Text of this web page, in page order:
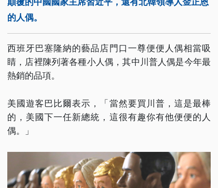
的人偶。
西班牙巴塞隆納的藝品店門口一尊便便人偶相當吸
睛，店裡陳列著各種小人偶，其中川普人偶是今年最
熱銷的品項。
美國遊客巴比爾表示，「當然要買川普，這是最棒
的，美國下一任新總統，這很有趣你有他便便的人
偶。」